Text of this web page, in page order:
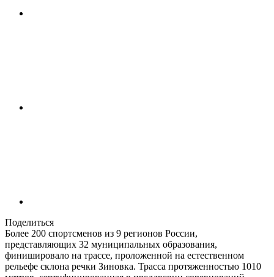
Поделиться
Более 200 спортсменов из 9 регионов России,
представляющих 32 муниципальных образования,
финишировало на трассе, проложенной на естественном
рельефе склона речки Зиновка. Трасса протяженностью 1010